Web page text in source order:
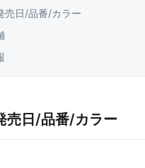
売日/品番/カラー
売日/品番/カラー